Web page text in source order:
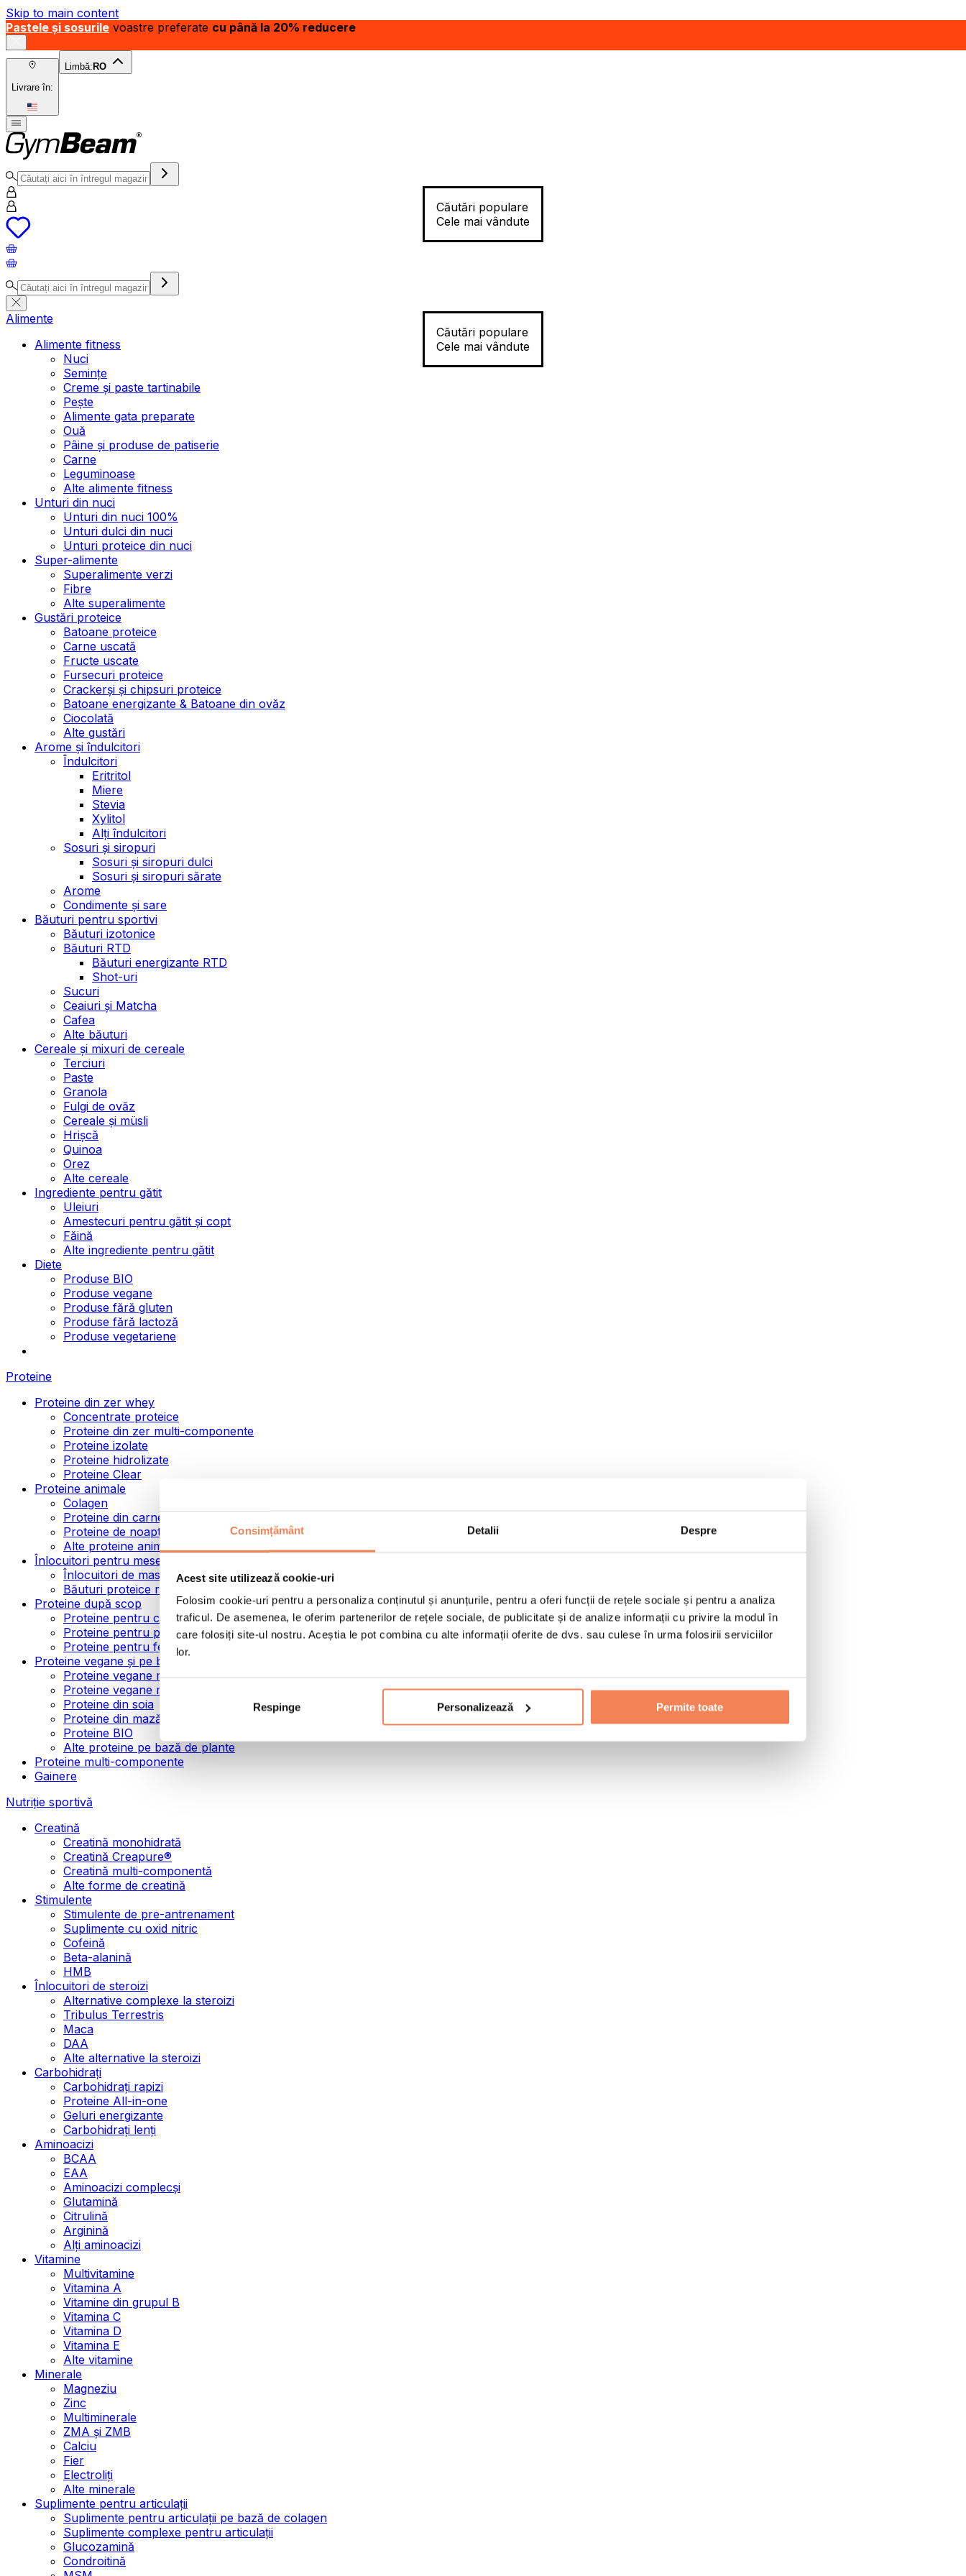
Consimțământ Detalii Despre
Acest site utilizează cookie-uri
Folosim cookie-uri pentru a personaliza conținutul și anunțurile, pentru a oferi funcții de rețele sociale și pentru a analiza
traficul. De asemenea, le oferim partenerilor de rețele sociale, de publicitate și de analize informații cu privire la modul în
care folosiți site-ul nostru. Aceștia le pot combina cu alte informații oferite de dvs. sau culese în urma folosirii serviciilor
lor.
Respinge Personalizează Permite toate
Skip to main content
Pastele și sosurile voastre preferate cu până la 20% reducere
Livrare în:
Limbă: RO
Căutări populare
Cele mai vândute
Căutări populare
Cele mai vândute
Alimente
Alimente fitness
Nuci
Semințe
Creme și paste tartinabile
Pește
Alimente gata preparate
Ouă
Pâine și produse de patiserie
Carne
Leguminoase
Alte alimente fitness
Unturi din nuci
Unturi din nuci 100%
Unturi dulci din nuci
Unturi proteice din nuci
Super-alimente
Superalimente verzi
Fibre
Alte superalimente
Gustări proteice
Batoane proteice
Carne uscată
Fructe uscate
Fursecuri proteice
Crackerși și chipsuri proteice
Batoane energizante & Batoane din ovăz
Ciocolată
Alte gustări
Arome și îndulcitori
Îndulcitori
Eritritol
Miere
Stevia
Xylitol
Alți îndulcitori
Sosuri și siropuri
Sosuri și siropuri dulci
Sosuri și siropuri sărate
Arome
Condimente și sare
Băuturi pentru sportivi
Băuturi izotonice
Băuturi RTD
Băuturi energizante RTD
Shot-uri
Sucuri
Ceaiuri și Matcha
Cafea
Alte băuturi
Cereale și mixuri de cereale
Terciuri
Paste
Granola
Fulgi de ovăz
Cereale și müsli
Hrișcă
Quinoa
Orez
Alte cereale
Ingrediente pentru gătit
Uleiuri
Amestecuri pentru gătit și copt
Făină
Alte ingrediente pentru gătit
Diete
Produse BIO
Produse vegane
Produse fără gluten
Produse fără lactoză
Produse vegetariene
Proteine
Proteine din zer whey
Concentrate proteice
Proteine din zer multi-componente
Proteine izolate
Proteine hidrolizate
Proteine Clear
Proteine animale
Colagen
Proteine din carne de vită
Proteine de noapte
Alte proteine animale
Înlocuitori pentru mese
Înlocuitori de masă pulbere
Băuturi proteice ready to drink
Proteine după scop
Proteine pentru creșterea masei musculare
Proteine pentru pierderea în greutate
Proteine pentru femei
Proteine vegane și pe bază de plante
Proteine vegane mono-componente
Proteine vegane multi-componente
Proteine din soia
Proteine din mazăre
Proteine BIO
Alte proteine pe bază de plante
Proteine multi-componente
Gainere
Nutriție sportivă
Creatină
Creatină monohidrată
Creatină Creapure®
Creatină multi-componentă
Alte forme de creatină
Stimulente
Stimulente de pre-antrenament
Suplimente cu oxid nitric
Cofeină
Beta-alanină
HMB
Înlocuitori de steroizi
Alternative complexe la steroizi
Tribulus Terrestris
Maca
DAA
Alte alternative la steroizi
Carbohidrați
Carbohidrați rapizi
Proteine All-in-one
Geluri energizante
Carbohidrați lenți
Aminoacizi
BCAA
EAA
Aminoacizi complecși
Glutamină
Citrulină
Arginină
Alți aminoacizi
Vitamine
Multivitamine
Vitamina A
Vitamine din grupul B
Vitamina C
Vitamina D
Vitamina E
Alte vitamine
Minerale
Magneziu
Zinc
Multiminerale
ZMA și ZMB
Calciu
Fier
Electroliți
Alte minerale
Suplimente pentru articulații
Suplimente pentru articulații pe bază de colagen
Suplimente complexe pentru articulații
Glucozamină
Condroitină